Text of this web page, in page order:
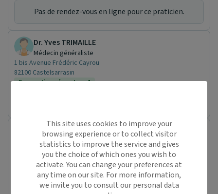
Pas de rendez-vous en ligne pour ce praticien.
Dr. Yves TRIMAILLE
Médecin généraliste
1 bis Avenue Frédéric Cayrou
82100 Castelsarrasin
Conventionné secteur 1
Dr. Simon ZERDOUN
Médecin généraliste
28 Rue des Aigrettes
82210 Saint-Nicolas-de-la-Grave
Conventionné secteur 1
Jeu.
06/08
This site uses cookies to improve your
browsing experience or to collect visitor
statistics to improve the service and gives
you the choice of which ones you wish to
activate. You can change your preferences at
any time on our site. For more information,
we invite you to consult our personal data